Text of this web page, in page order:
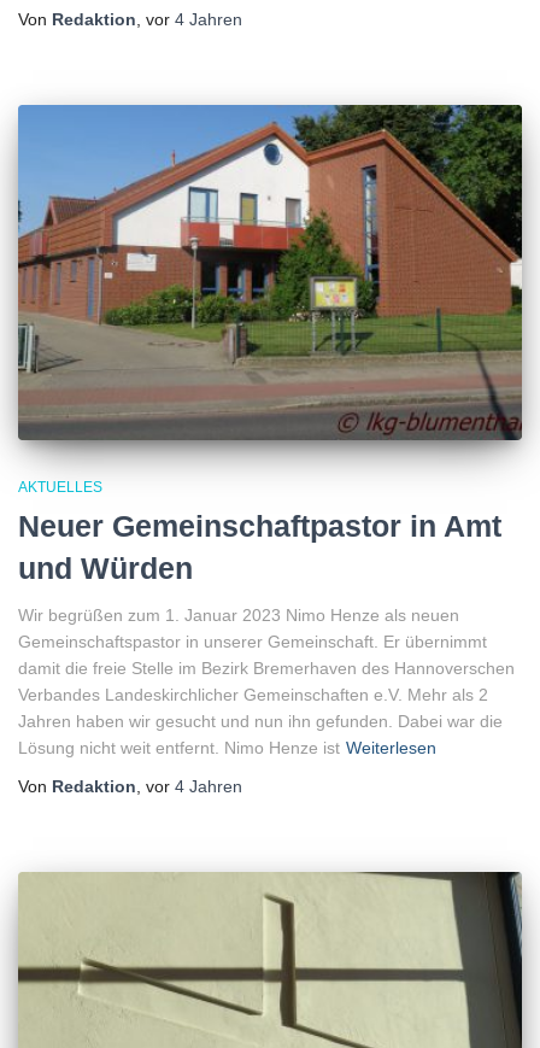
Von Redaktion , vor 4 Jahren
AKTUELLES
Neuer Gemeinschaftpastor in Amt
und Würden
Wir begrüßen zum 1. Januar 2023 Nimo Henze als neuen
Gemeinschaftspastor in unserer Gemeinschaft. Er übernimmt
damit die freie Stelle im Bezirk Bremerhaven des Hannoverschen
Verbandes Landeskirchlicher Gemeinschaften e.V. Mehr als 2
Jahren haben wir gesucht und nun ihn gefunden. Dabei war die
Lösung nicht weit entfernt. Nimo Henze ist Weiterlesen
Von Redaktion, vor 4 Jahren